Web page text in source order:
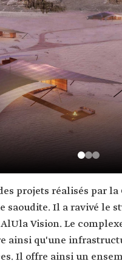
projets réalisés par
saoudite. Il a ravivé le
Vision. Le
ainsi qu'une
Il offre ainsi un